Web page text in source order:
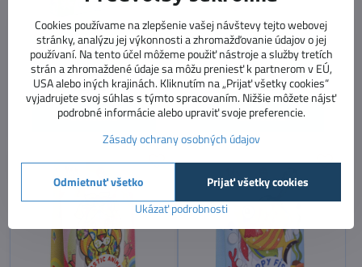
Maľovanie pieskom - taška
Pes a mačka
Skladom
12,90 €
Do košíka
Maľovanie pieskom - taška
Rozprávková záhrada
Skladom
12,90 €
Do košíka
Cookies používame na zlepšenie vašej návštevy tejto webovej
stránky, analýzu jej výkonnosti a zhromažďovanie údajov o jej
používaní. Na tento účel môžeme použiť nástroje a služby tretích
strán a zhromaždené údaje sa môžu preniesť k partnerom v EÚ,
USA alebo iných krajinách. Kliknutím na „Prijať všetky cookies“
vyjadrujete svoj súhlas s týmto spracovaním. Nižšie môžete nájsť
podrobné informácie alebo upraviť svoje preferencie.
Zásady ochrany osobných údajov
Ukázať podrobnosti
Prijať všetky cookies
Odmietnuť všetko